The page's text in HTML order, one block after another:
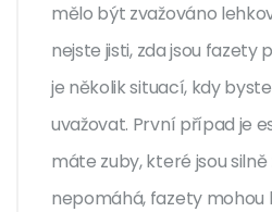
mělo být zvažováno
nejste jisti, zda jsou fazety
je několik situací, kdy
uvažovat. První případ je
máte zuby, které jsou
nepomáhá, fazety mohou